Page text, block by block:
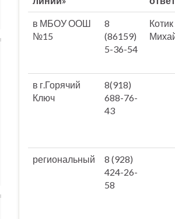
в МБОУ ООШ
№15
8
(86159)
5-36-54
в г.Горячий
Ключ
8(918)
688-76-
43
региональный
8 (928)
424-26-
58